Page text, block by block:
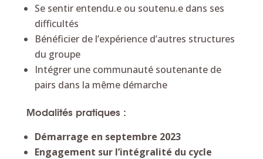
Se sentir entendu.e ou soutenu.e dans ses
difficultés
Bénéficier de l’expérience d’autres structures
du groupe
Intégrer une communauté soutenante de
pairs dans la même démarche
Modalités pratiques :
Démarrage en septembre 2023
Engagement sur l’intégralité du cycle